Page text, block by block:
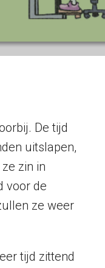
De tijd
uitslapen,
zin in
voor de
ze weer
tijd zittend